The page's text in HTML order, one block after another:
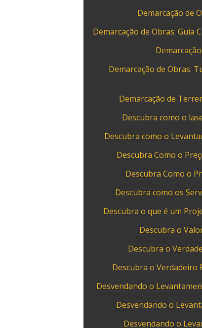
Demarcação de
Demarcação de Obras: Guia
Demarcação de Obras:
Demarcação de
Descubra como o
Descubra como o
Descubra Como o
Descubra Como o
Descubra como os
Descubra o que é um
Descubra o
Descubra o
Descubra o Verdadeiro
Desvendando o
Desvendando o
Desvendando o